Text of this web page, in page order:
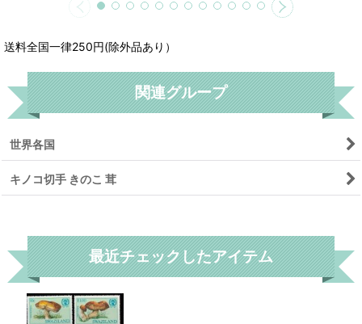
送料全国一律250円(除外品あり）
関連グループ
世界各国
キノコ切手 きのこ 茸
最近チェックしたアイテム